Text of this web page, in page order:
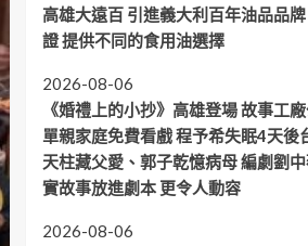
高雄大遠百 引進義大利百年油品品
證 提供不同的食用油選擇
2026-08-06
《婚禮上的小抄》高雄登場 故事工
單親家庭免費看戲 程予希失眠4天後
天柱藏父愛、郭子乾憶病母 編劇劉
實故事放進劇本 更令人動容
2026-08-06